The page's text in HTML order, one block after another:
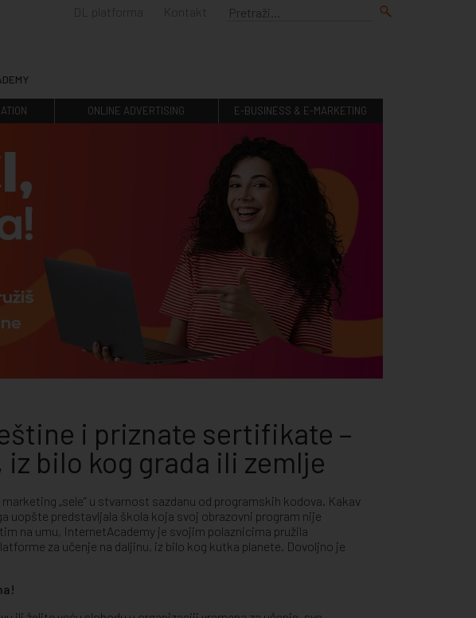
DL platforma Kontakt
ONLINE ADVERTISING E-BUSINESS & E-MARKETING
i priznate sertifikate –
bilo kog grada ili zemlje
„sele” u stvarnost sazdanu od programskih kodova. Kakav
predstavljala škola koja svoj obrazovni program nije
na umu, InternetAcademy je svojim polaznicima pružila
za učenje na daljinu, iz bilo kog kutka planete. Dovoljno je